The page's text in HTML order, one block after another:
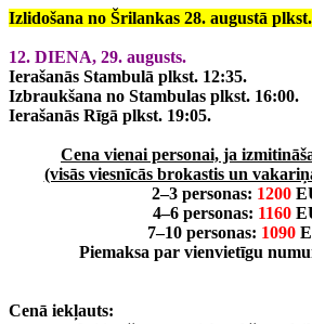
Izlidošana no Šrilankas 28. augustā
12. DIENA, 29. augusts.
Ierašanās Stambulā plkst. 12:35.
Izbraukšana no Stambulas plkst. 16:00.
Ierašanās Rīgā plkst. 19:05.
Cena vienai personai, ja
(visās viesnīcās brokastis un
2–3 personas: 1200
4–6 personas: 1160
7–10 personas: 1090
Piemaksa par vienvietīgu
Cenā iekļauts: